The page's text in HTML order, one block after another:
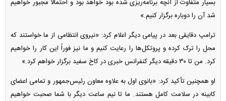
بسیار متفاوت از آنچه برنامه‌ریزی شده بود خواهد بود و احتمالاً مجبور خواهیم
شد آن را دوباره برگزار کنیم.»
ترامپ دقایقی بعد در پیامی دیگر اعلام کرد: «نیروی انتظامی از ما خواستند که
محل را ترک کرده و پروتکل‌ها را رعایت کنیم و ما نیز فوراً این کار را خواهیم
کرد. من تا ۳۰ دقیقه دیگر کنفرانس خبری در کاخ سفید برگزار خواهم کرد.»
او همچنین تأکید کرد: «بانوی اول به علاوه معاون رئیس‌جمهور و تمامی اعضای
کابینه در سلامت کامل هستند. ما تا نیم ساعت دیگر با شما صحبت خواهیم